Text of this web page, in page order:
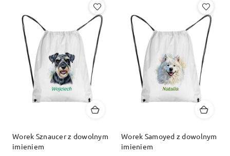
Worek Sznaucer z dowolnym
imieniem
Worek Samoyed z dowolnym
imieniem